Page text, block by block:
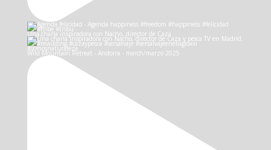
Una charla inspiradora con Nacho, director de Caza
Wild Mountain Retreat - Andorra - march/marzo 2025